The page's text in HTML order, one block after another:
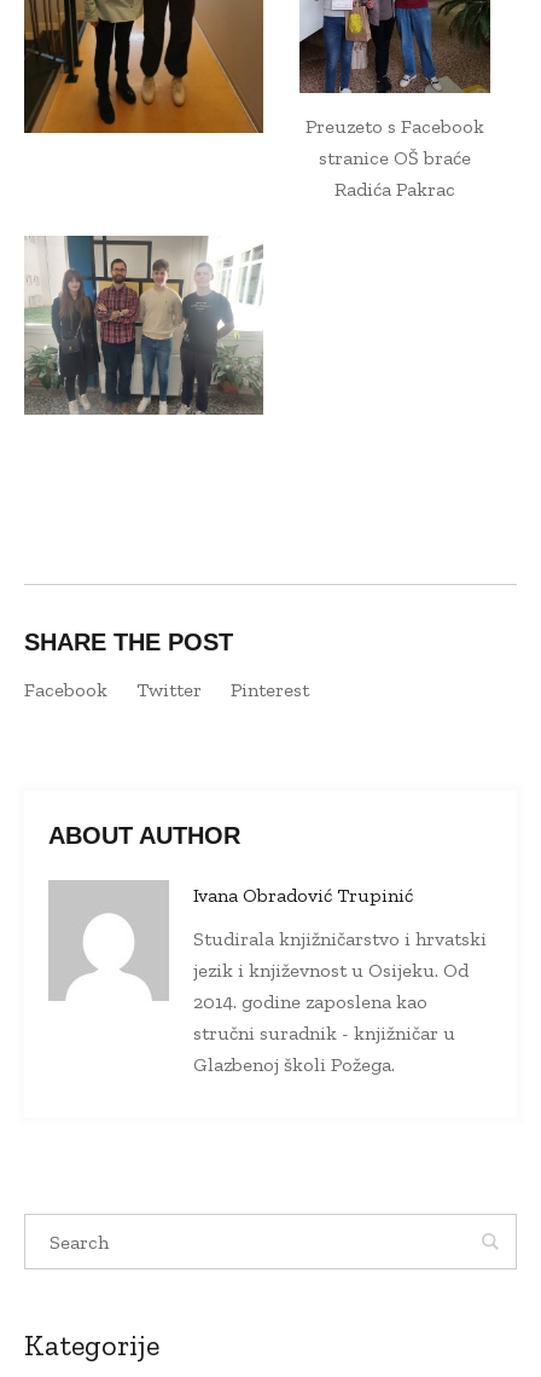
Preuzeto s Facebook
stranice OŠ braće
Radića Pakrac
SHARE THE POST
Facebook Twitter Pinterest
ABOUT AUTHOR
Ivana Obradović Trupinić
Studirala knjižničarstvo i hrvatski
jezik i književnost u Osijeku. Od
2014. godine zaposlena kao
stručni suradnik - knjižničar u
Glazbenoj školi Požega.
Kategorije